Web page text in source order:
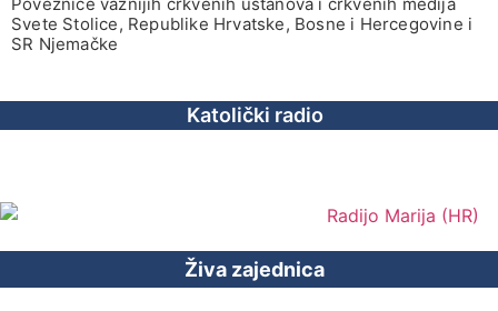
Svete Stolice, Republike Hrvatske, Bosne i Hercegovine i
SR Njemačke
Katolički radio
Živa zajednica